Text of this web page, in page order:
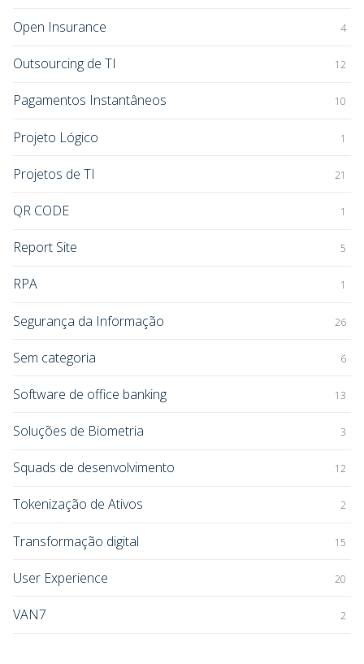
Open Insurance 4
Outsourcing de TI 12
Pagamentos Instantâneos 10
Projeto Lógico 1
Projetos de TI 21
QR CODE 1
Report Site 5
RPA 1
Segurança da Informação 26
Sem categoria 6
Software de office banking 13
Soluções de Biometria 3
Squads de desenvolvimento 12
Tokenização de Ativos 2
Transformação digital 15
User Experience 20
VAN7 2